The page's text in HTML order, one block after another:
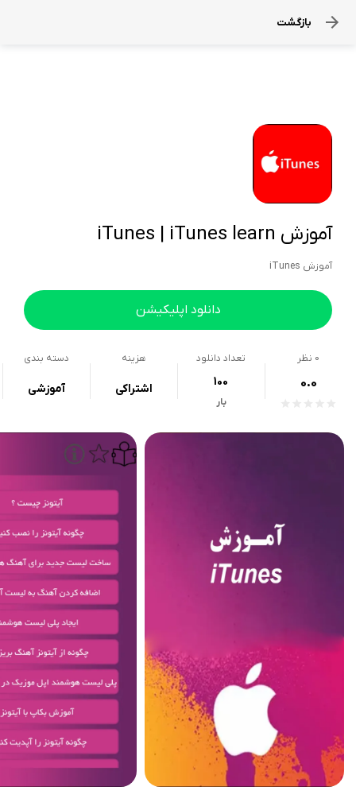
بازگشت
آموزش iTunes | iTunes learn
آموزش iTunes
دانلود اپلیکیشن
0 نظر
0.0
تعداد دانلود
100
بار
هزینه
اشتراکی
دسته بندی
آموزشی